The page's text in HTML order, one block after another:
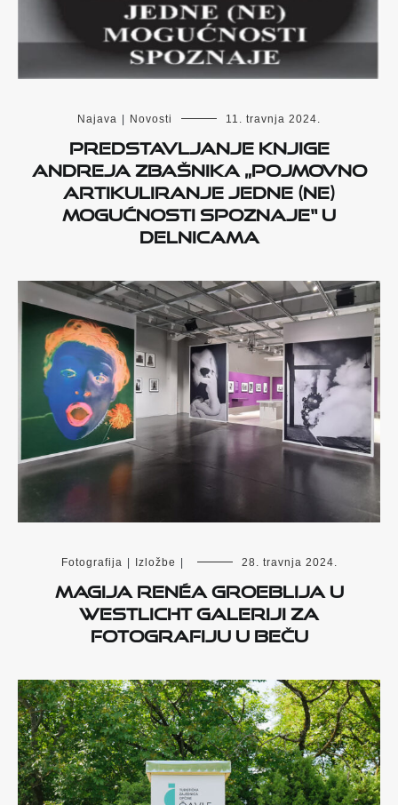
Najava | Novosti 11. travnja 2024.
Predstavljanje knjige
Andreja Zbašnika „Pojmovno
artikuliranje jedne (ne)
mogućnosti spoznaje“ u
Delnicama
Fotografija | Izložbe | 28. travnja 2024.
Magija Renéa Groeblija u
WestLicht galeriji za
fotografiju u Beču